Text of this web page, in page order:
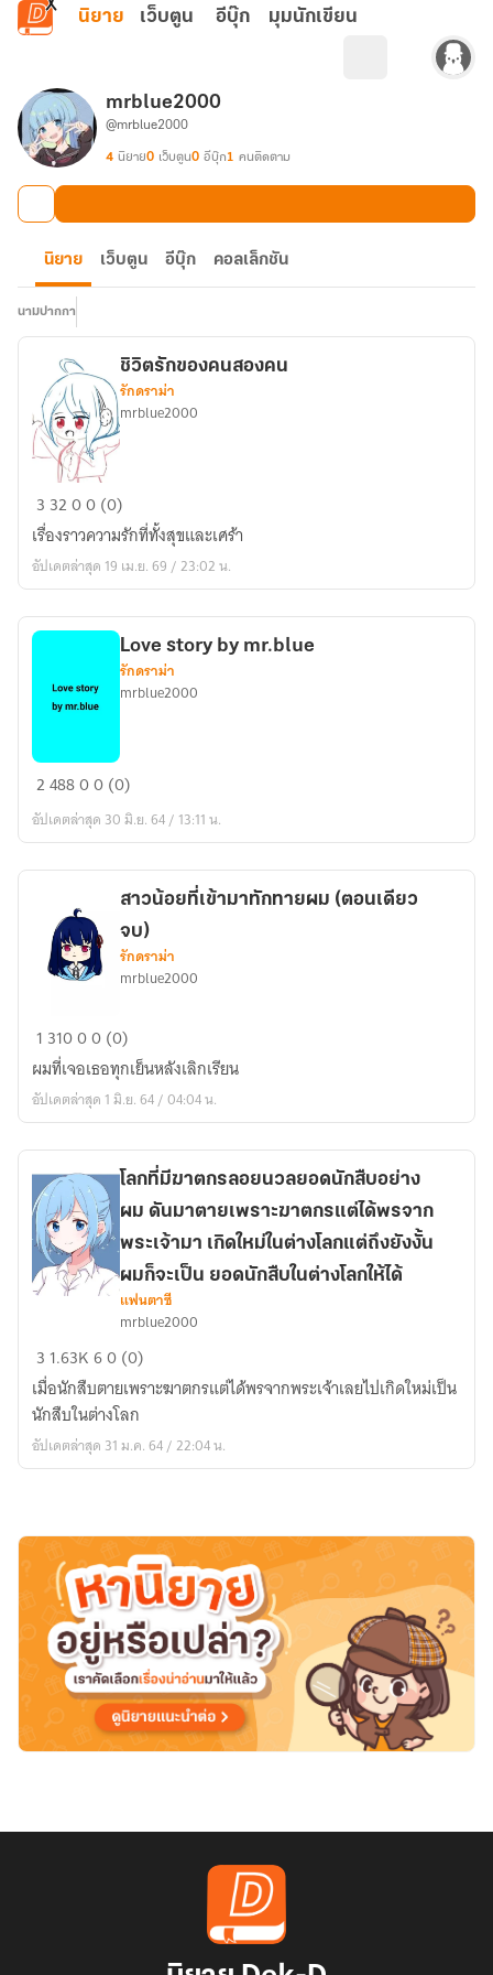
ข้ามไปยังเนื้อหาหลัก
นิยาย เว็บตูน อีบุ๊ก มุมนักเขียน
mrblue2000
@mrblue2000
4 นิยาย0 เว็บตูน0 อีบุ๊ก1 คนติดตาม
นิยาย เว็บตูน อีบุ๊ก คอลเล็กชัน
นามปากกา
ชิ
วิ
ต
รัก
คน
คน
ชิวิตรักของคนสองคน
รักดราม่า
mrblue2000
3 3200 (0)
เรื่องราวความรักที่ทั้งสุขและเศร้า
อัปเดตล่าสุด 19 เม.ย. 69 / 23:02 น.
Love
by
Love story by mr.blue
รักดราม่า
mrblue2000
248800 (0)
อัปเดตล่าสุด 30 มิ.ย. 64 / 13:11 น.
สาว
น้อย
ที่
เข้า
ผม
(ตอน
เดียว
จบ)
สาวน้อยที่เข้ามาทักทายผม (ตอนเดียว
จบ)
รักดราม่า
mrblue2000
1 31000 (0)
ผมที่เจอเธอทุกเย็นหลังเลิกเรียน
อัปเดตล่าสุด 1 มิ.ย. 64 / 04:04 น.
มี
ฆาตกร
ลอยนวล
ยอด
นักสืบ
ดัน
มา
ตาย
เพราะ
ฆาตกร
แต่
ได้
พร
จาก
เกิด
โลกที่มีฆาตกรลอยนวลยอดนักสืบอย่าง
ผม ดันมาตายเพราะฆาตกรแต่ได้พรจาก
พระเจ้ามา เกิดใหม่ในต่างโลกแต่ถึงยังงั้น
ผมก็จะเป็น ยอดนักสืบในต่างโลกให้ได้
แฟนตาซี
mrblue2000
3 1.63K60 (0)
เมื่อนักสืบตายเพราะฆาตกรแต่ได้พรจากพระเจ้าเลยไปเกิดใหม่เป็น
นักสืบในต่างโลก
อัปเดตล่าสุด 31 ม.ค. 64 / 22:04 น.